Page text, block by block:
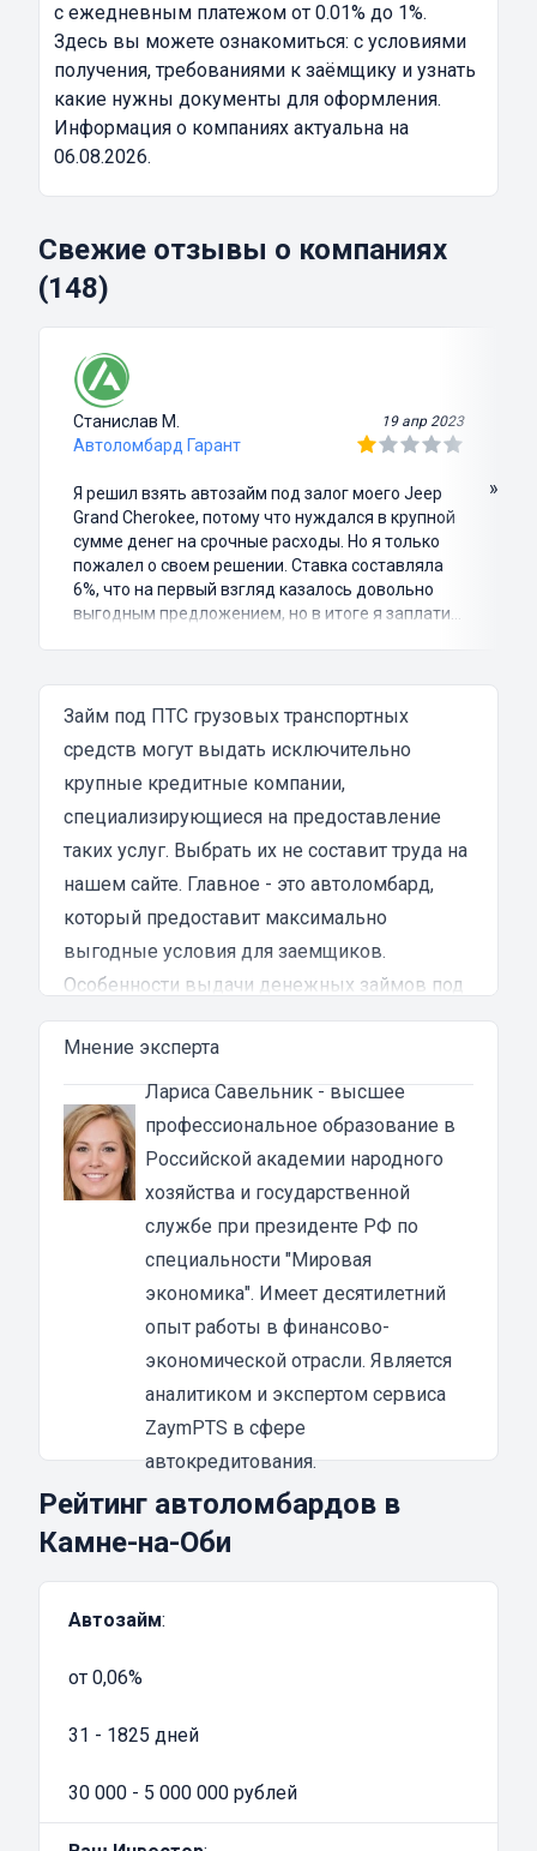
с ежедневным платежом от 0.01% до 1%.
Здесь вы можете ознакомиться: с условиями
получения, требованиями к заёмщику и узнать
какие нужны документы для оформления.
Информация о компаниях актуальна на
06.08.2026.
Свежие отзывы о компаниях
(148)
Станислав М. 19 апр 2023
Автоломбард Гарант
Я решил взять автозайм под залог моего Jeep
Grand Cherokee, потому что нуждался в крупной
сумме денег на срочные расходы. Но я только
пожалел о своем решении. Ставка составляла
6%, что на первый взгляд казалось довольно
выгодным предложением, но в итоге я заплатил
затянутым и занял много времени и усилий.
Никакого профессионализма и
Разочарование и раздражение - это все, что я
испытал в результате этого кредита...
»
Займ под ПТС грузовых транспортных
средств могут выдать исключительно
крупные кредитные компании,
специализирующиеся на предоставление
таких услуг. Выбрать их не составит труда на
нашем сайте. Главное - это автоломбард,
который предоставит максимально
выгодные условия для заемщиков.
Особенности выдачи денежных займов под
залог ПТС грузовых авто в Камне-на-Оби
Кредитование в автоломбардах
осуществляется по двум направлениям: под
залог ПТС или грузового авто. Поэтому
каждый может самостоятельно определить
для себя оптимальные условия,
отталкиваясь от ситуации. В случае
заключения договора под ПТС,
коммерческая организация готов
предоставить до 80% от оценочной
стоимости транспортного средства. Главная
особенность заключается в возможности
продолжать эксплуатацию автомобиля и
зарабатывать – если авто является
основным источником дохода.
При выборе программы кредитования,
предусматривающей залог ТС, размер
рыночной стоимости. Но в таком случае
средство передвижения на специально
оборудованной бесплатной стоянке
исключительно по факту погашения
долговых обязательств перед кредитором.
Мнение эксперта
Лариса Савельник- высшее
профессиональное образование в
Российской академии народного
хозяйства и государственной
службе при президенте РФ по
специальности "Мировая
экономика". Имеет десятилетний
опыт работы в финансово-
экономической отрасли. Является
аналитиком и экспертом сервиса
ZaymPTS в сфере
автокредитования.
Рейтинг автоломбардов в
Камне-на-Оби
Автозайм:
от 0,06%
31 - 1825 дней
30 000 - 5 000 000 рублей